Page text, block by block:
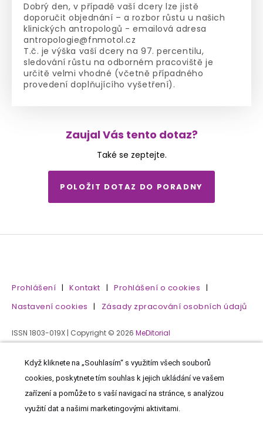
Dobrý den, v případě vaší dcery lze jistě
doporučit objednání – a rozbor růstu u našich
klinických antropologů - emailová adresa
antropologie@fnmotol.cz
T.č. je výška vaší dcery na 97. percentilu,
sledování růstu na odborném pracoviště je
určitě velmi vhodné (včetně případného
provedení doplňujícího vyšetření).
Zaujal Vás tento dotaz?
Také se zeptejte.
POLOŽIT DOTAZ DO PORADNY
Prohlášení | Kontakt | Prohlášení o cookies |
Nastavení cookies | Zásady zpracování osobních údajů
ISSN 1803-019X | Copyright © 2026 MeDitorial
Když kliknete na „Souhlasím“ s využitím všech souborů
cookies, poskytnete tím souhlas k jejich ukládání ve vašem
zařízení a pomůže to s vaší navigací na stránce, s analýzou
využití dat a našimi marketingovými aktivitami.